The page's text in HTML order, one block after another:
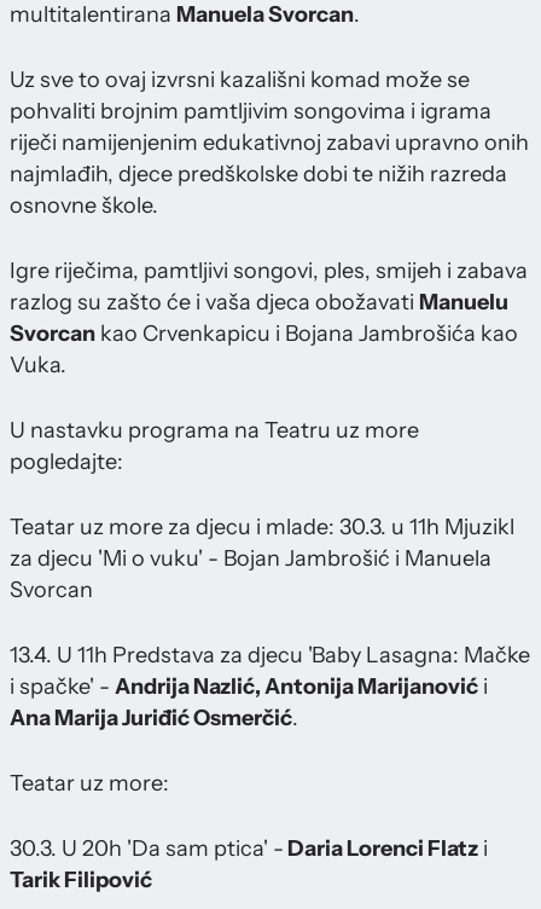
multitalentirana Manuela Svorcan.
Uz sve to ovaj izvrsni kazališni komad može se
pohvaliti brojnim pamtljivim songovima i igrama
riječi namijenjenim edukativnoj zabavi upravno onih
najmlađih, djece predškolske dobi te nižih razreda
osnovne škole.
Igre riječima, pamtljivi songovi, ples, smijeh i zabava
razlog su zašto će i vaša djeca obožavati Manuelu
Svorcan kao Crvenkapicu i Bojana Jambrošića kao
Vuka.
U nastavku programa na Teatru uz more
pogledajte:
Teatar uz more za djecu i mlade: 30.3. u 11h Mjuzikl
za djecu 'Mi o vuku' - Bojan Jambrošić i Manuela
Svorcan
13.4. U 11h Predstava za djecu 'Baby Lasagna: Mačke
i spačke' - Andrija Nazlić, Antonija Marijanović i
Ana Marija Juriđić Osmerčić.
Teatar uz more:
30.3. U 20h 'Da sam ptica' - Daria Lorenci Flatz i
Tarik Filipović